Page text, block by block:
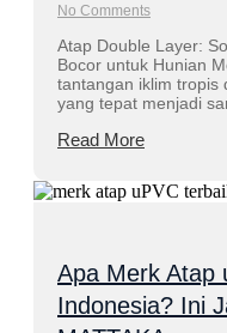
No Comments
Atap Double Layer:
Bocor untuk Hunian
tantangan iklim tropis
yang tepat menjadi
Read More
Apa Merk Atap
Indonesia? Ini